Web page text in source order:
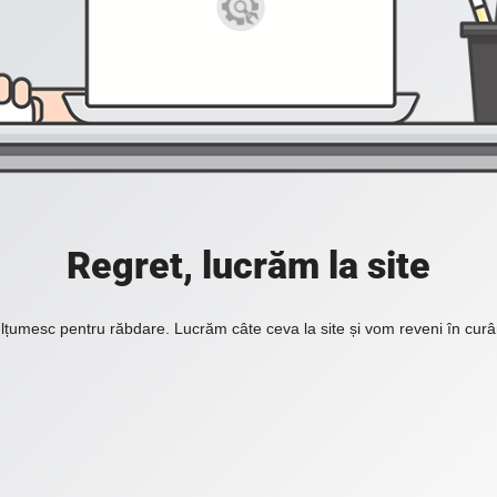
Regret, lucrăm la site
pentru răbdare. Lucrăm câte ceva la site și vom reveni în